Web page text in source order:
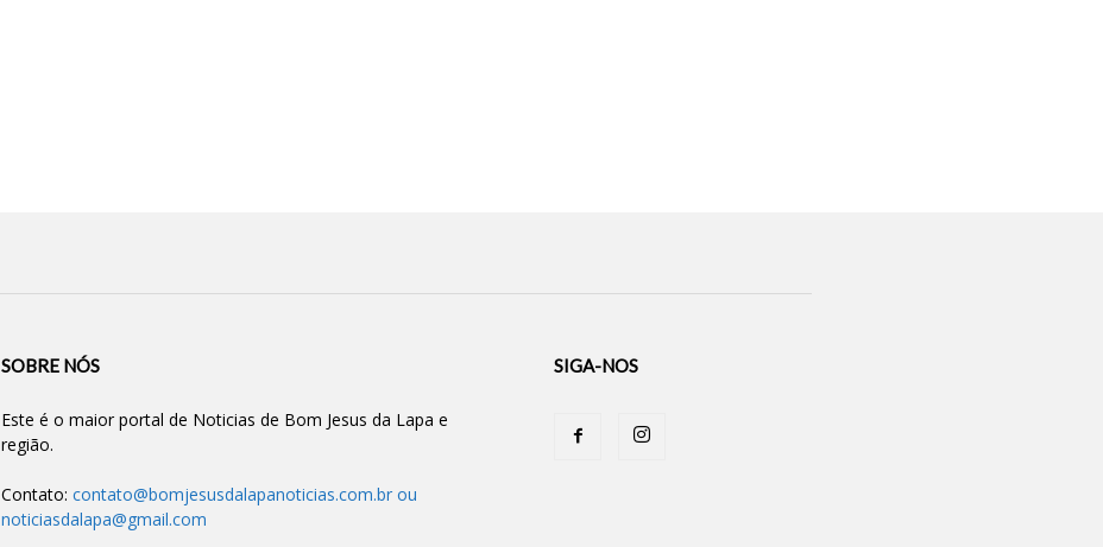
SOBRE NÓS
Este é o maior portal de Noticias de Bom Jesus da Lapa e
região.
Contato: contato@bomjesusdalapanoticias.com.br ou
noticiasdalapa@gmail.com
SIGA-NOS